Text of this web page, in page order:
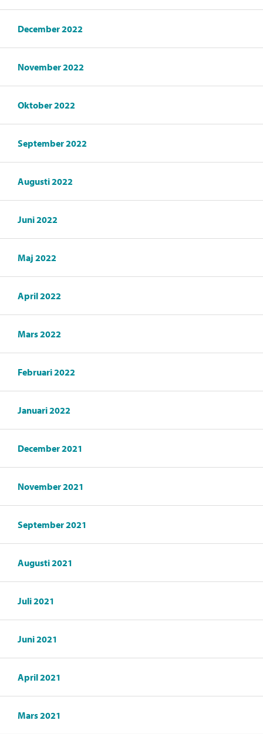
December 2022
November 2022
Oktober 2022
September 2022
Augusti 2022
Juni 2022
Maj 2022
April 2022
Mars 2022
Februari 2022
Januari 2022
December 2021
November 2021
September 2021
Augusti 2021
Juli 2021
Juni 2021
April 2021
Mars 2021